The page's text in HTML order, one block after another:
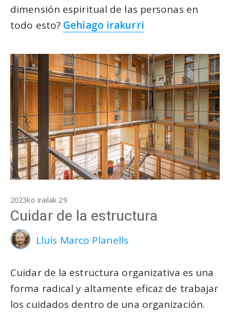
dimensión espiritual de las personas en
todo esto? Gehiago irakurri
2023ko irailak 29
Cuidar de la estructura
Lluís Marco Planells
Cuidar de la estructura organizativa es una
forma radical y altamente eficaz de trabajar
los cuidados dentro de una organización.